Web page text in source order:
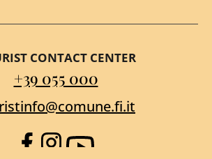
CONTACT CENTER
+39 055 000
Facebook
Instagram
YouTube